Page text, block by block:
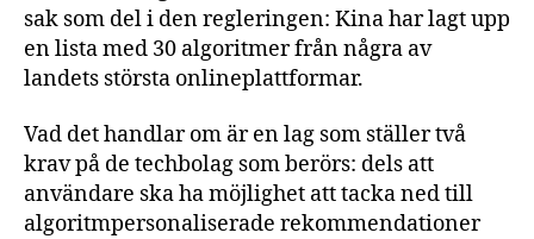
sak som del i den regleringen: Kina har lagt upp
en lista med 30 algoritmer från några av
landets största onlineplattformar.
Vad det handlar om är en lag som ställer två
krav på de techbolag som berörs: dels att
användare ska ha möjlighet att tacka ned till
algoritmpersonaliserade rekommendationer